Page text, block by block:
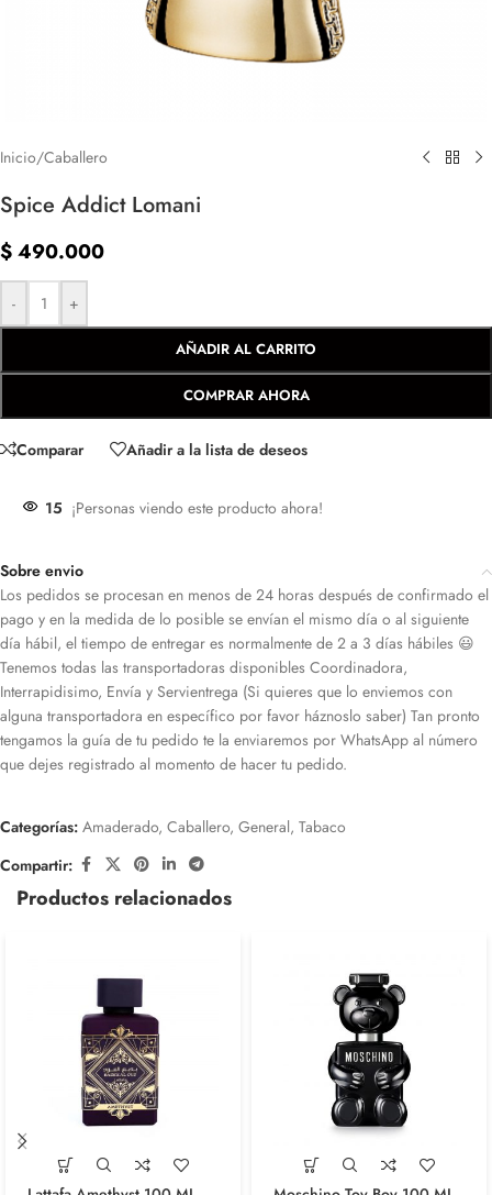
Inicio/Caballero
Spice Addict Lomani
$490.000
- +
AÑADIR AL CARRITO
COMPRAR AHORA
Comparar Añadir a la lista de deseos
15 ¡Personas viendo este producto ahora!
Sobre envio
Los pedidos se procesan en menos de 24 horas después de confirmado el
pago y en la medida de lo posible se envían el mismo día o al siguiente
día hábil, el tiempo de entregar es normalmente de 2 a 3 días hábiles 😃
Tenemos todas las transportadoras disponibles Coordinadora,
Interrapidisimo, Envía y Servientrega (Si quieres que lo enviemos con
alguna transportadora en específico por favor háznoslo saber) Tan pronto
tengamos la guía de tu pedido te la enviaremos por WhatsApp al número
que dejes registrado al momento de hacer tu pedido.
Categorías: Amaderado, Caballero, General, Tabaco
Compartir:
Productos relacionados